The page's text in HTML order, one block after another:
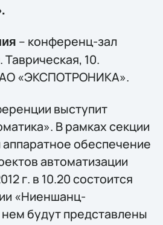
– конференц-зал
10.
«ЭКСПОТРОНИКА».
выступит
В рамках секции
обеспечение
автоматизации
г. в 10.20 состоится
«Ниеншанц-
будут представлены